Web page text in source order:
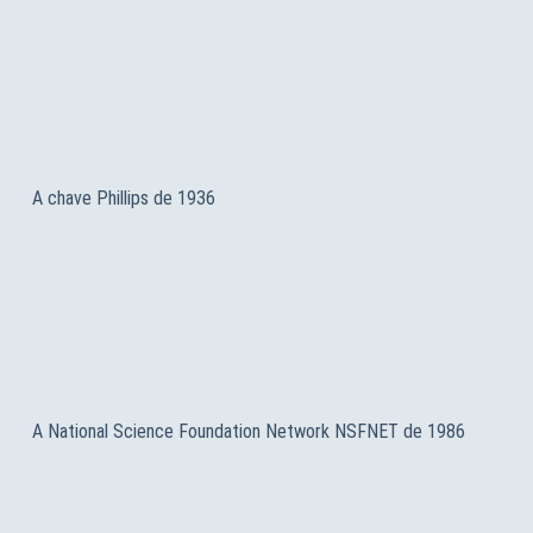
A chave Phillips de 1936
A National Science Foundation Network NSFNET de 1986